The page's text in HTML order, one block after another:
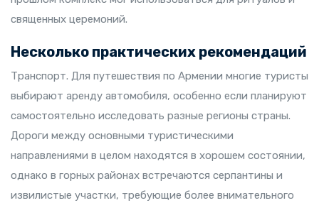
священных церемоний.
Несколько практических рекомендаций
Транспорт. Для путешествия по Армении многие туристы
выбирают аренду автомобиля, особенно если планируют
самостоятельно исследовать разные регионы страны.
Дороги между основными туристическими
направлениями в целом находятся в хорошем состоянии,
однако в горных районах встречаются серпантины и
извилистые участки, требующие более внимательного